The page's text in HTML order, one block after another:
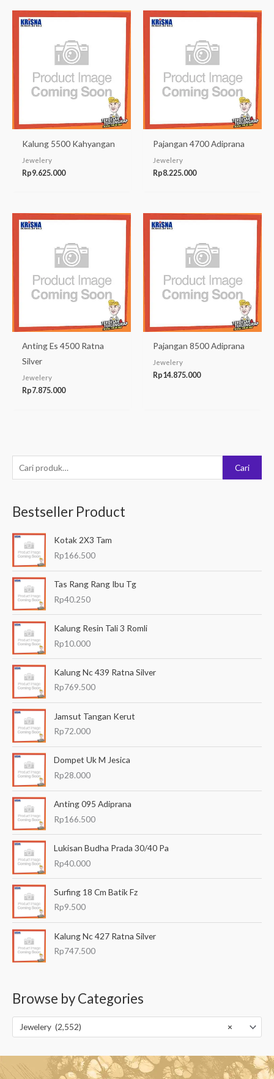
e
c
a
u
n
u
Cari
Bestseller Product
Kotak 2X3 Tam
Rp166.500
Tas Rang Rang Ibu Tg
Rp40.250
Kalung Resin Tali 3 Romli
Rp10.000
Kalung Nc 439 Ratna Silver
Rp769.500
Jamsut Tangan Kerut
Rp72.000
Dompet Uk M Jesica
Rp28.000
Anting 095 Adiprana
Rp166.500
Lukisan Budha Prada 30/40 Pa
Rp40.000
Surfing 18 Cm Batik Fz
Rp9.500
Kalung Nc 427 Ratna Silver
Rp747.500
Browse by Categories
×
Jewelery (2,552)
Kalung 5500 Kahyangan
Jewelery
Rp9.625.000
Pajangan 4700 Adiprana
Jewelery
Rp8.225.000
Anting Es 4500 Ratna
Silver
Jewelery
Rp7.875.000
Pajangan 8500 Adiprana
Jewelery
Rp14.875.000